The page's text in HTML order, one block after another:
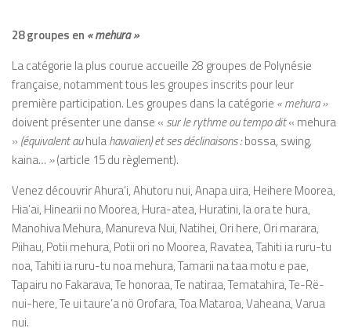
28 groupes en « mehura »
La catégorie la plus courue accueille 28 groupes de Polynésie
française, notamment tous les groupes inscrits pour leur
première participation. Les groupes dans la catégorie « mehura »
doivent présenter une danse « sur le rythme ou tempo dit« mehura
» (équivalent auhulahawaiien) et ses déclinaisons :bossa, swing,
kaina… »(article 15 du règlement).
Venez découvrir Ahura’i, Ahutoru nui, Anapa uira, Heihere Moorea,
Hia’ai, Hinearii no Moorea, Hura-atea, Huratini, Ia ora te hura,
Manohiva Mehura, Manureva Nui, Natihei, Ori here, Ori marara,
Piihau, Potii mehura, Potii ori no Moorea, Ravatea, Tahiti ia ruru-tu
noa, Tahiti ia ruru-tu noa mehura, Tamarii na taa motu e pae,
Tapairu no Fakarava, Te honoraa, Te natiraa, Tematahira, Te-Rë-
nui-here, Te ui taure’a nö Orofara, Toa Mataroa, Vaheana, Varua
nui.